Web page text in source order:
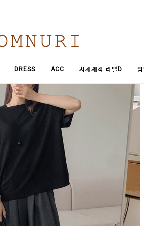
DRESS ACC 자체제작 라벨D